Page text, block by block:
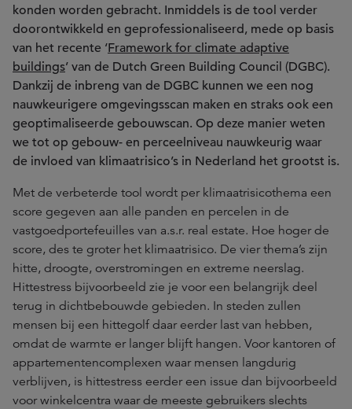
konden worden gebracht. Inmiddels is de tool verder
doorontwikkeld en geprofessionaliseerd, mede op basis
van het recente ‘Framework for climate adaptive
buildings’ van de Dutch Green Building Council (DGBC).
Dankzij de inbreng van de DGBC kunnen we een nog
nauwkeurigere omgevingsscan maken en straks ook een
geoptimaliseerde gebouwscan. Op deze manier weten
we tot op gebouw- en perceelniveau nauwkeurig waar
de invloed van klimaatrisico’s in Nederland het grootst is.
Met de verbeterde tool wordt per klimaatrisicothema een
score gegeven aan alle panden en percelen in de
vastgoedportefeuilles van a.s.r. real estate. Hoe hoger de
score, des te groter het klimaatrisico. De vier thema’s zijn
hitte, droogte, overstromingen en extreme neerslag.
Hittestress bijvoorbeeld zie je voor een belangrijk deel
terug in dichtbebouwde gebieden. In steden zullen
mensen bij een hittegolf daar eerder last van hebben,
omdat de warmte er langer blijft hangen. Voor kantoren of
appartementencomplexen waar mensen langdurig
verblijven, is hittestress eerder een issue dan bijvoorbeeld
voor winkelcentra waar de meeste gebruikers slechts